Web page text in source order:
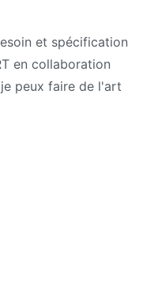
et spécification
en collaboration
peux faire de l'art